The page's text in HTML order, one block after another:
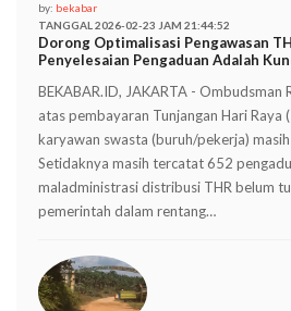
by: bekabar
TANGGAL 2026-02-23 JAM 21:44:52
Dorong Optimalisasi Pengawasan
Penyelesaian Pengaduan Adalah
BEKABAR.ID, JAKARTA - Ombudsman
atas pembayaran Tunjangan Hari Raya
karyawan swasta (buruh/pekerja)
Setidaknya masih tercatat 652
maladministrasi distribusi THR belum
pemerintah dalam rentang…